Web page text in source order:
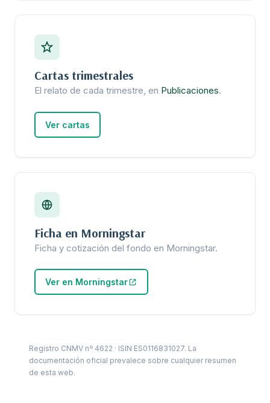
Cartas trimestrales
El relato de cada trimestre, en Publicaciones.
Ver cartas
Ficha en Morningstar
Ficha y cotización del fondo en Morningstar.
Ver en Morningstar
Registro CNMV nº 4622 · ISIN ES0116831027. La
documentación oficial prevalece sobre cualquier resumen
de esta web.